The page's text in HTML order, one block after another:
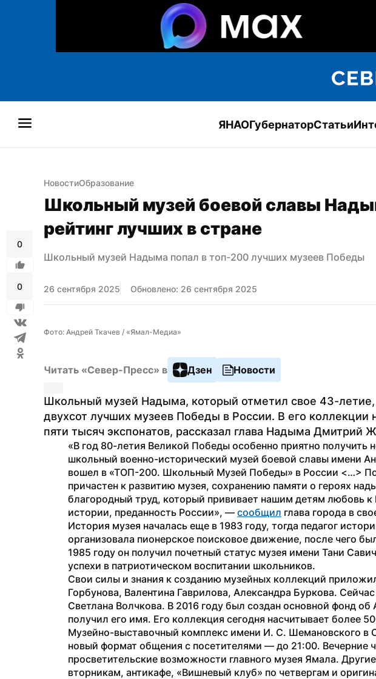
ЯНАОГубернаторСтатьи
0
0
НовостиОбразование
Школьный музей боевой славы
рейтинг лучших в стране
Школьный музей Надыма попал в топ-200 лучших музеев Победы
26 сентября 2025 Обновлено: 26 сентября 2025
Фото: Андрей Ткачев / «Ямал-Медиа»
Читать «Север-Пресс» в Дзен Новости
Школьный музей Надыма, который отметил свое 43-летие,
двухсот лучших музеев Победы в России. В его коллекции
пяти тысяч экспонатов, рассказал глава Надыма Дмитрий
«В год 80-летия Великой Победы особенно приятно получить
школьный военно-исторический музей боевой славы имени
вошел в «ТОП-200. Школьный Музей Победы» в России <…>
причастен к развитию музея, сохранению памяти о героях
благородный труд, который прививает нашим детям любовь к
истории, преданность России», — сообщил глава города в
История музея началась еще в 1983 году, тогда педагог
организовала пионерское поисковое движение, после чего
1985 году он получил почетный статус музея имени Тани
успехи в патриотическом воспитании школьников.
Свои силы и знания к созданию музейных коллекций
Горбунова, Валентина Гаврилова, Александра Буркова.
Светлана Волчкова. В 2016 году был создан основной фонд об
получил его имя. Его коллекция сегодня насчитывает более
Музейно-выставочный комплекс имени И. С. Шемановского в
новый формат общения с посетителями — до 21:00. Вечерние
просветительские возможности главного музея Ямала.
вторникам, антикафе, «Вишневый клуб» по четвергам и